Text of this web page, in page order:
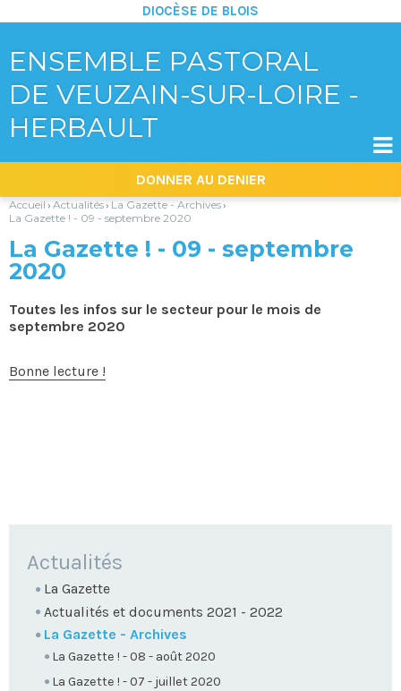
ENSEMBLE PASTORAL
DE VEUZAIN-SUR-LOIRE -
HERBAULT
DIOCÈSE DE BLOIS
|
Aller
navigation
DONNER AU DENIER

Accueil › Actualités› La Gazette - Archives›
La Gazette ! - 09 - septembre 2020
La Gazette ! - 09 - septembre
2020
Toutes les infos sur le secteur pour le mois de
septembre 2020
Bonne lecture !
NAVIGATION
Actualités
La Gazette
Actualités et documents 2021 - 2022
La Gazette - Archives
La Gazette ! - 08 - août 2020
La Gazette ! - 07 - juillet 2020